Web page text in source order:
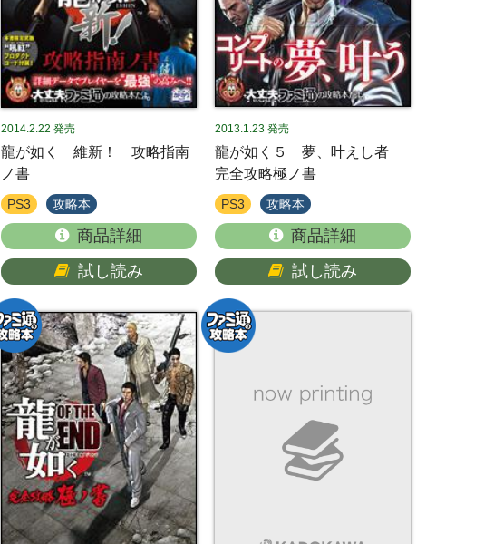
2014.2.22 発売
龍が如く 維新！ 攻略指南
ノ書
PS3 攻略本
商品詳細
試し読み
2013.1.23 発売
龍が如く５ 夢、叶えし者
完全攻略極ノ書
PS3 攻略本
商品詳細
試し読み